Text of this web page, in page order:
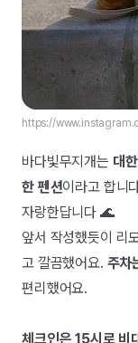
https://
바다빛무지개는 대
한 펜션이라고 합니
자랑한답니다 🌊
앞서 작성했듯이 리
고 깔끔했어요. 주차
편리했어요.
체크인은 15시로 비